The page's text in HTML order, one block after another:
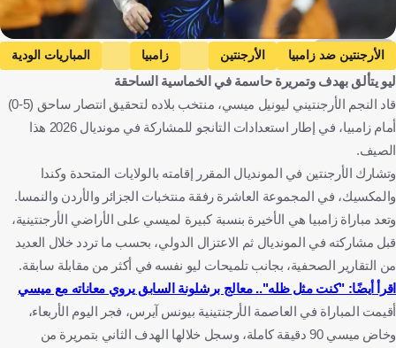
Getty Images
الأرجنتين ضد زامبيا الأرجنتين زامبيا
المباريات الودية
ليونيل ميسي
الأرجنتين زامبيا كرة قدم
ليو يتألق بهدف وتمريرة حاسمة في الخماسية الساحقة
قاد النجم الأرجنتيني ليونيل ميسي، منتخب بلاده لتحقيق انتصار ساحق (5-0)
أمام زامبيا، في إطار استعدادات التانجو للمشاركة في مونديال 2026 هذا
الصيف.
وتشارك الأرجنتين في المونديال المقرر إقامته بالولايات المتحدة وكندا
والمكسيك، في المجموعة العاشرة رفقة منتخبات الجزائر والأردن والنمسا.
وتعد مباراة زامبيا هي الأخيرة بنسبة كبيرة لميسي على الأراضي الأرجنتينية،
قبل مشاركته في المونديال ثم الاعتزال الدولي، بحسب ما تردد خلال العديد
من التقارير الصحفية، بجانب تلميحات ليو نفسه في أكثر من مقابلة سابقة.
اقرأ أيضًا: "كنت مثل ظله".. معالج برشلونة السابق يروي معاناته مع ميسي
أقيمت المباراة في العاصمة الأرجنتينية بيونس آيرس، فجر اليوم الأربعاء،
وخاض ميسي 90 دقيقة كاملة، وسجل خلالها الهدف الثاني بتمريرة من